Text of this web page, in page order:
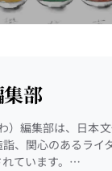
部
）編集部は、日本
、関心のあるライ
れています。…